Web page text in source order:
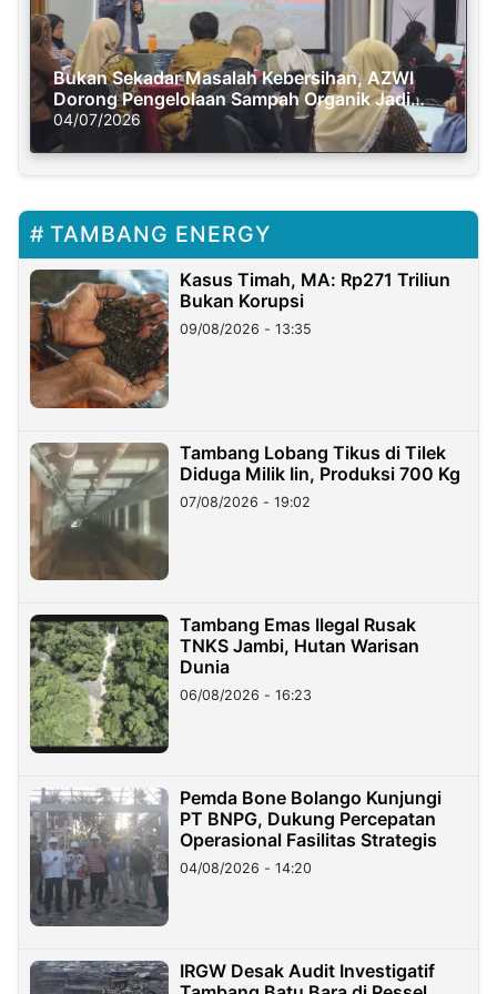
Bukan Sekadar Masalah Kebersihan, AZWI
Dorong Pengelolaan Sampah Organik Jadi
Solusi Krisis Iklim
04/07/2026
TAMBANG ENERGY
Kasus Timah, MA: Rp271 Triliun
Bukan Korupsi
09/08/2026 - 13:35
Tambang Lobang Tikus di Tilek
Diduga Milik Iin, Produksi 700 Kg
07/08/2026 - 19:02
Tambang Emas Ilegal Rusak
TNKS Jambi, Hutan Warisan
Dunia
06/08/2026 - 16:23
Pemda Bone Bolango Kunjungi
PT BNPG, Dukung Percepatan
Operasional Fasilitas Strategis
04/08/2026 - 14:20
IRGW Desak Audit Investigatif